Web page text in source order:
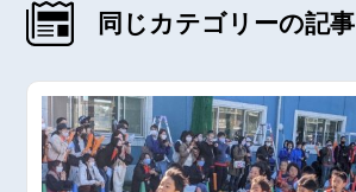
同じカテゴリーの記事